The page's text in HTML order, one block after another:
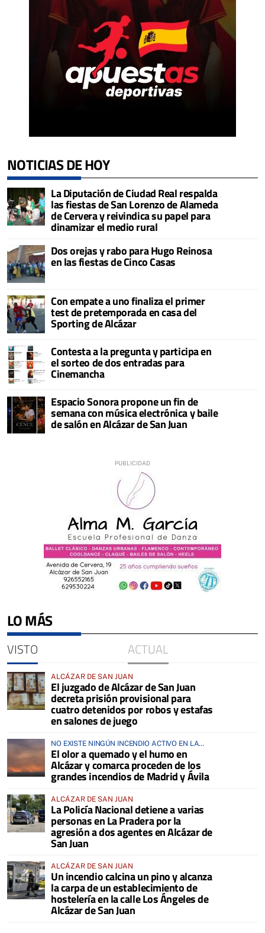
NOTICIAS DE HOY
La Diputación de Ciudad Real respalda
las fiestas de San Lorenzo de Alameda
de Cervera y reivindica su papel para
dinamizar el medio rural
Dos orejas y rabo para Hugo Reinosa
en las fiestas de Cinco Casas
Con empate a uno finaliza el primer
test de pretemporada en casa del
Sporting de Alcázar
Contesta a la pregunta y participa en
el sorteo de dos entradas para
Cinemancha
Espacio Sonora propone un fin de
semana con música electrónica y baile
de salón en Alcázar de San Juan
LO MÁS
VISTO ACTUAL
ALCÁZAR DE SAN JUAN
El juzgado de Alcázar de San Juan
decreta prisión provisional para
cuatro detenidos por robos y estafas
en salones de juego
NO EXISTE NINGÚN INCENDIO ACTIVO EN LA
COMARCA
El olor a quemado y el humo en
Alcázar y comarca proceden de los
grandes incendios de Madrid y Ávila
ALCÁZAR DE SAN JUAN
La Policía Nacional detiene a varias
personas en La Pradera por la
agresión a dos agentes en Alcázar de
San Juan
ALCÁZAR DE SAN JUAN
Un incendio calcina un pino y alcanza
la carpa de un establecimiento de
hostelería en la calle Los Ángeles de
Alcázar de San Juan